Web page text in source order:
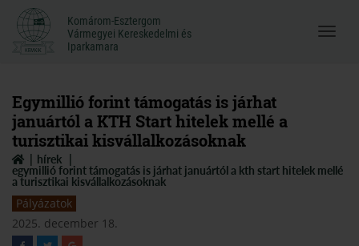
Komárom-Esztergom
Vármegyei Kereskedelmi és
Iparkamara
Komárom-Esztergom
Vármegyei Kereskedelmi és
Iparkamara
Menü
Egymillió forint támogatás is járhat
januártól a KTH Start hitelek mellé a
turisztikai kisvállalkozásoknak
hírek
egymillió forint támogatás is járhat januártól a kth start hitelek mellé
a turisztikai kisvállalkozásoknak
Pályázatok
2025. december 18.